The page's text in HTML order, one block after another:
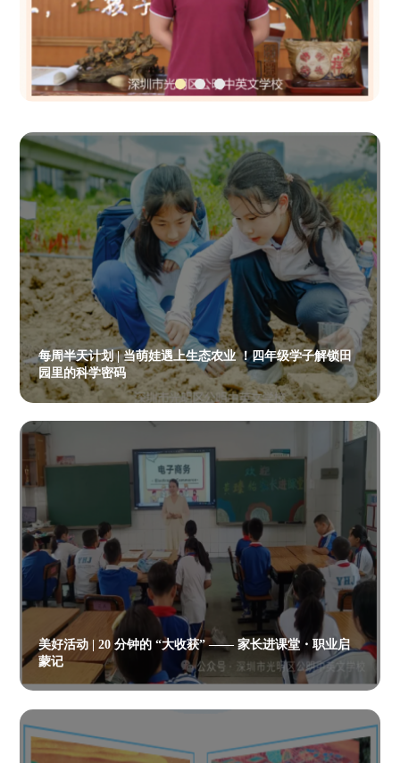
每周半天计划 | 当萌娃遇上生态农业 ！四年级学子解锁田
园里的科学密码
美好活动 | 20 分钟的 “大收获” —— 家长进课堂・职业启
蒙记